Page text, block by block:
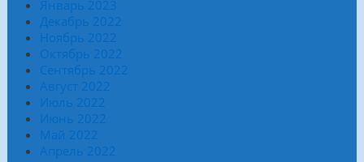
Январь 2023
Декабрь 2022
Ноябрь 2022
Октябрь 2022
Сентябрь 2022
Август 2022
Июль 2022
Июнь 2022
Май 2022
Апрель 2022